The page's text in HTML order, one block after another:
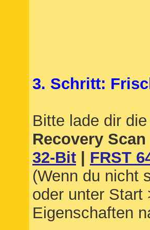
3. Schritt:
Bitte lade dir
Recovery
32-Bit
FRST
(Wenn du nicht
oder unter Start
Eigenschaften